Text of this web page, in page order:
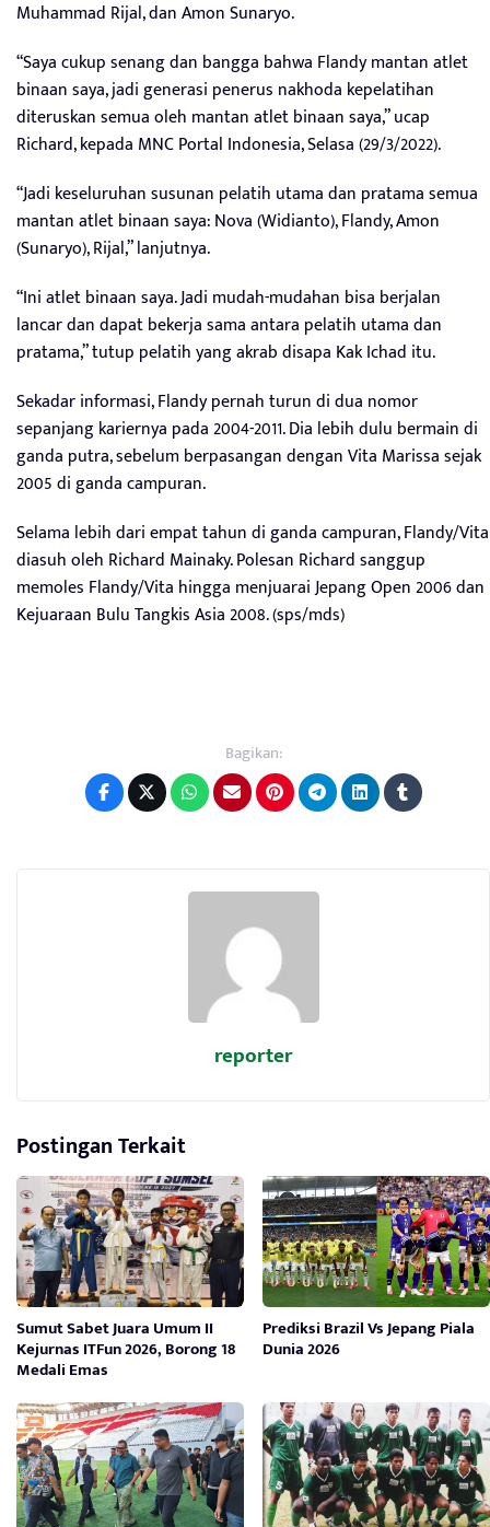
Muhammad Rijal, dan Amon Sunaryo.
“Saya cukup senang dan bangga bahwa Flandy mantan atlet
binaan saya, jadi generasi penerus nakhoda kepelatihan
diteruskan semua oleh mantan atlet binaan saya,” ucap
Richard, kepada MNC Portal Indonesia, Selasa (29/3/2022).
“Jadi keseluruhan susunan pelatih utama dan pratama semua
mantan atlet binaan saya: Nova (Widianto), Flandy, Amon
(Sunaryo), Rijal,” lanjutnya.
“Ini atlet binaan saya. Jadi mudah-mudahan bisa berjalan
lancar dan dapat bekerja sama antara pelatih utama dan
pratama,” tutup pelatih yang akrab disapa Kak Ichad itu.
Sekadar informasi, Flandy pernah turun di dua nomor
sepanjang kariernya pada 2004-2011. Dia lebih dulu bermain di
ganda putra, sebelum berpasangan dengan Vita Marissa sejak
2005 di ganda campuran.
Selama lebih dari empat tahun di ganda campuran, Flandy/Vita
diasuh oleh Richard Mainaky. Polesan Richard sanggup
memoles Flandy/Vita hingga menjuarai Jepang Open 2006 dan
Kejuaraan Bulu Tangkis Asia 2008. (sps/mds)
Bagikan:
reporter
Postingan Terkait
Sumut Sabet Juara Umum II
Kejurnas ITFun 2026, Borong 18
Medali Emas
Prediksi Brazil Vs Jepang Piala
Dunia 2026